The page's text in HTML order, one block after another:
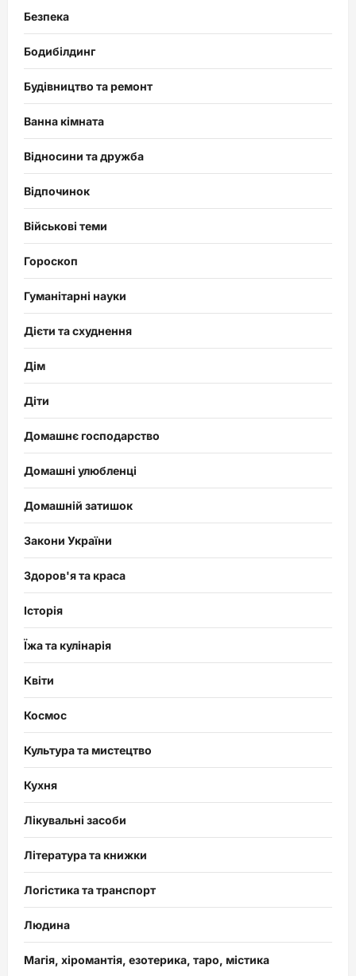
Безпека
Бодибілдинг
Будівництво та ремонт
Ванна кімната
Відносини та дружба
Відпочинок
Військові теми
Гороскоп
Гуманітарні науки
Дієти та схуднення
Дім
Діти
Домашнє господарство
Домашні улюбленці
Домашній затишок
Закони України
Здоров'я та краса
Історія
Їжа та кулінарія
Квіти
Космос
Культура та мистецтво
Кухня
Лікувальні засоби
Література та книжки
Логістика та транспорт
Людина
Магія, хіромантія, езотерика, таро, містика